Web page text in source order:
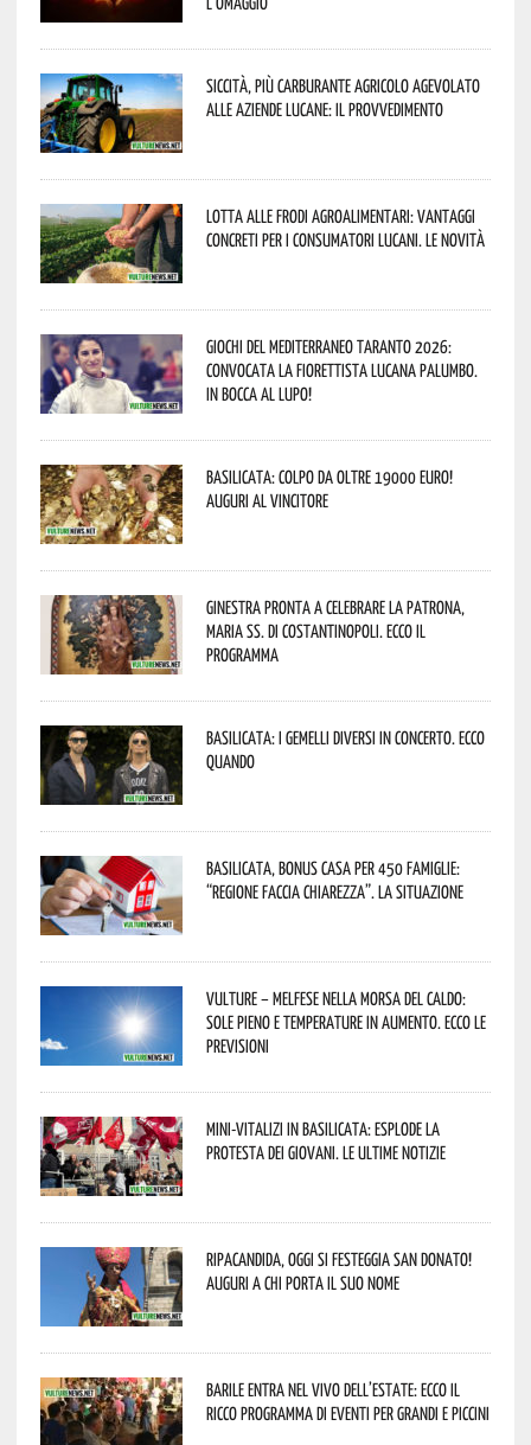
Siccità, più carburante agricolo agevolato
alle aziende lucane: il provvedimento
Lotta alle frodi agroalimentari: vantaggi
concreti per i consumatori lucani. Le novità
Giochi del Mediterraneo Taranto 2026:
convocata la fiorettista lucana Palumbo.
In bocca al lupo!
Basilicata: colpo da oltre 19000 Euro!
Auguri al vincitore
Ginestra pronta a celebrare la Patrona,
Maria SS. di Costantinopoli. Ecco il
programma
Basilicata: i Gemelli DiVersi in concerto. Ecco
quando
Basilicata, Bonus casa per 450 famiglie:
“Regione faccia chiarezza”. La situazione
Vulture – melfese nella morsa del caldo:
sole pieno e temperature in aumento. Ecco le
previsioni
Mini-vitalizi in Basilicata: esplode la
protesta dei giovani. Le ultime notizie
Ripacandida, oggi si festeggia San Donato!
Auguri a chi porta il suo nome
Barile entra nel vivo dell’estate: ecco il
ricco programma di eventi per grandi e piccini